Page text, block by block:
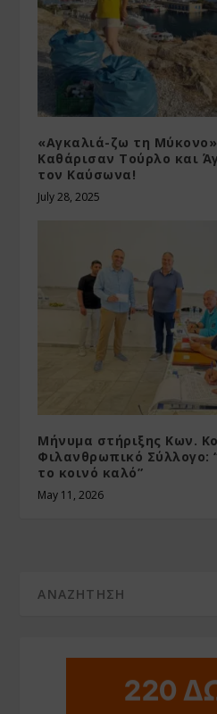
«Αγκαλιά-ζω τη
Καθάρισαν Τούρλο και
τον Καύσωνα!
July 28, 2025
Μήνυμα στήριξης Κων.
Φιλανθρωπικό Σύλλογο:
το κοινό καλό”
May 11, 2026